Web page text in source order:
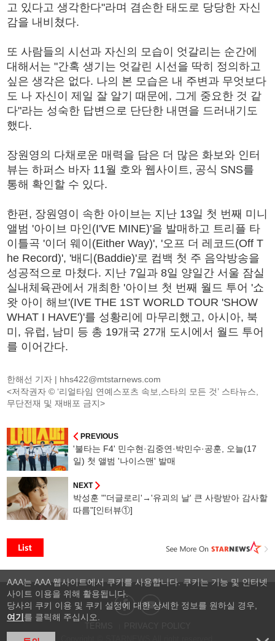
고 있다고 생각한다"라며 겸손한 태도로 당당한 자신
감을 내비쳤다.
또 사람들의 시선과 자신의 모습이 엇갈리는 순간에
대해서는 "간혹 생기는 엇갈린 시선을 딱히 정의하고
싶은 생각은 없다. 나의 본 모습은 내 주변과 무엇보다
도 나 자신이 제일 잘 알기 때문에, 그게 중요한 것 같
다"라는 성숙한 답변으로 단단한 내면을 드러내기도
했다.
장원영의 다채로운 매력을 담은 더 많은 화보와 인터
뷰는 하퍼스 바자 11월 호와 웹사이트, 공식 SNS를
통해 확인할 수 있다.
한편, 장원영이 속한 아이브는 지난 13일 첫 번째 미니
앨범 '아이브 마인(I'VE MINE)'을 발매하고 트리플 타
이틀곡 '이더 웨이(Either Way)', '오프 더 레코드(Off T
he Record)', '배디(Baddie)'로 컴백 첫 주 음악방송을
성공적으로 마쳤다. 지난 7일과 8일 양일간 서울 잠실
실내체육관에서 개최한 '아이브 첫 번째 월드 투어 '쇼
왓 아이 해브'(IVE THE 1ST WORLD TOUR 'SHOW
WHAT I HAVE')'를 성황리에 마무리했고, 아시아, 북
미, 유럽, 남미 등 총 19개국 27개 도시에서 월드 투어
를 이어간다.
한해선 기자 | hhs422@mtstarnews.com
<저작권자 © ‘리얼타임 연예스포츠 속보,스타의 모든 것’ 스타뉴스,
무단전재 및 재배포 금지>
PREVIOUS
'불타는 F4' 민수현·김중연·박민수·공훈, 오늘(17
일) 첫 앨범 '나이스맨' 발매
NEXT
박성훈 "'더글로리'→'유괴의 날' 큰 사랑받아 감사할
따름"[인터뷰①]
AAA는 AAA 웹사이트에서 쿠키를 사용합니다. 쿠키는 기능 및 인터넷
사이트 이용을 위해 활용됩니다.
당사의 쿠키 이용 및 쿠키 설정에 대한 상세한 정보를 원하실 경우,
여기 를 클릭해 주십시오.